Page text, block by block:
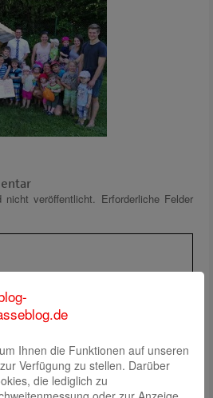
nicht veröffentlicht. Erforderliche Felder
Ihnen die Funktionen auf unseren
Verfügung zu stellen. Darüber
die lediglich zu